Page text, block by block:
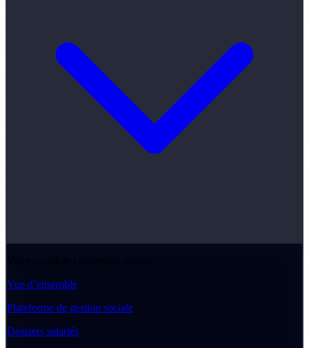
Votre co-pilote conformité sociale
Vue d’ensemble
Plateforme de gestion sociale
Dossiers salariés